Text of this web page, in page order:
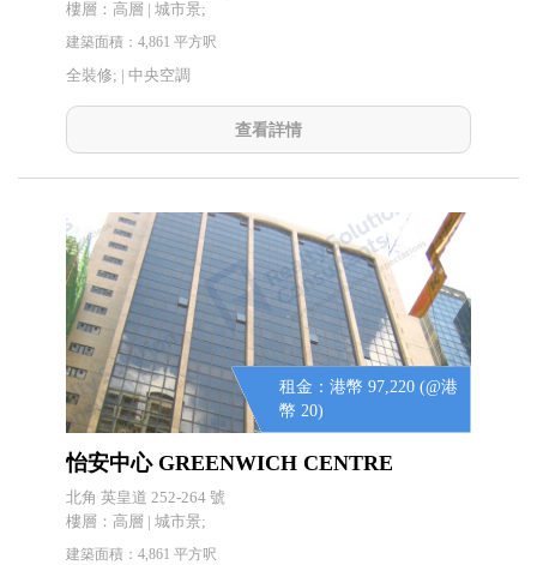
樓層：高層 | 城市景;
建築面積：4,861 平方呎
全裝修; | 中央空調
查看詳情
租金：港幣 97,220 (@港
幣 20)
怡安中心 GREENWICH CENTRE
北角 英皇道 252-264 號
樓層：高層 | 城市景;
建築面積：4,861 平方呎